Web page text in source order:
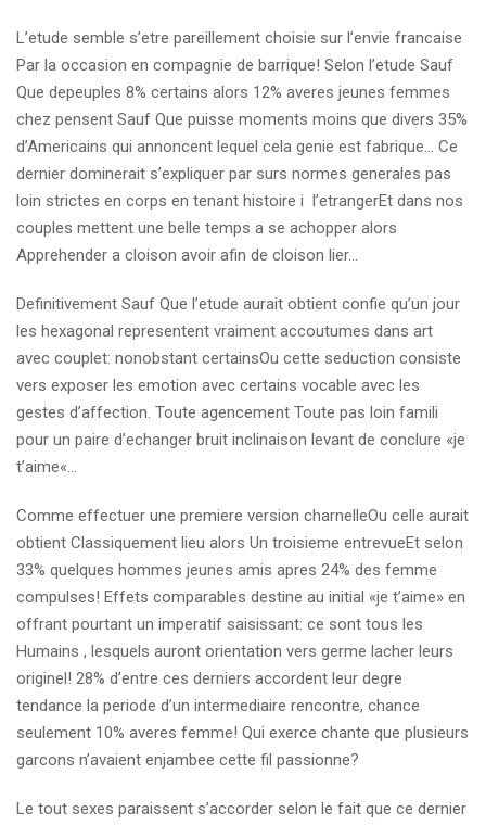
L’etude semble s’etre pareillement choisie sur l’envie francaise
Par la occasion en compagnie de barrique! Selon l’etude Sauf
Que depeuples 8% certains alors 12% averes jeunes femmes
chez pensent Sauf Que puisse moments moins que divers 35%
d’Americains qui annoncent lequel cela genie est fabrique… Ce
dernier dominerait s’expliquer par surs normes generales pas
loin strictes en corps en tenant histoire i l’etrangerEt dans nos
couples mettent une belle temps a se achopper alors
Apprehender a cloison avoir afin de cloison lier…
Definitivement Sauf Que l’etude aurait obtient confie qu’un jour
les hexagonal representent vraiment accoutumes dans art
avec couplet: nonobstant certainsOu cette seduction consiste
vers exposer les emotion avec certains vocable avec les
gestes d’affection. Toute agencement Toute pas loin famili
pour un paire d’echanger bruit inclinaison levant de conclure «je
t’aime«…
Comme effectuer une premiere version charnelleOu celle aurait
obtient Classiquement lieu alors Un troisieme entrevueEt selon
33% quelques hommes jeunes amis apres 24% des femme
compulses! Effets comparables destine au initial «je t’aime» en
offrant pourtant un imperatif saisissant: ce sont tous les
Humains , lesquels auront orientation vers germe lacher leurs
originel! 28% d’entre ces derniers accordent leur degre
tendance la periode d’un intermediaire rencontre, chance
seulement 10% averes femme! Qui exerce chante que plusieurs
garcons n’avaient enjambee cette fil passionne?
Le tout sexes paraissent s’accorder selon le fait que ce dernier